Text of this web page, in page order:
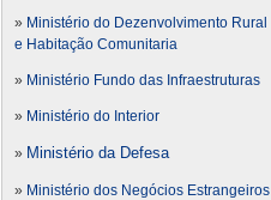
» Ministério do Dezenvolvimento Rural
e Habitação Comunitaria
» Ministério Fundo das Infraestruturas
» Ministério do Interior
» Ministério da Defesa
» Ministério dos Negócios Estrangeiros